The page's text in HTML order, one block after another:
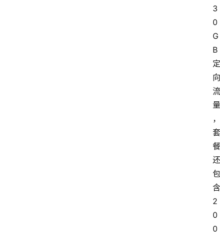
3
0
G
B
定
向
流
量
，
套
餐
还
包
含
2
0
0